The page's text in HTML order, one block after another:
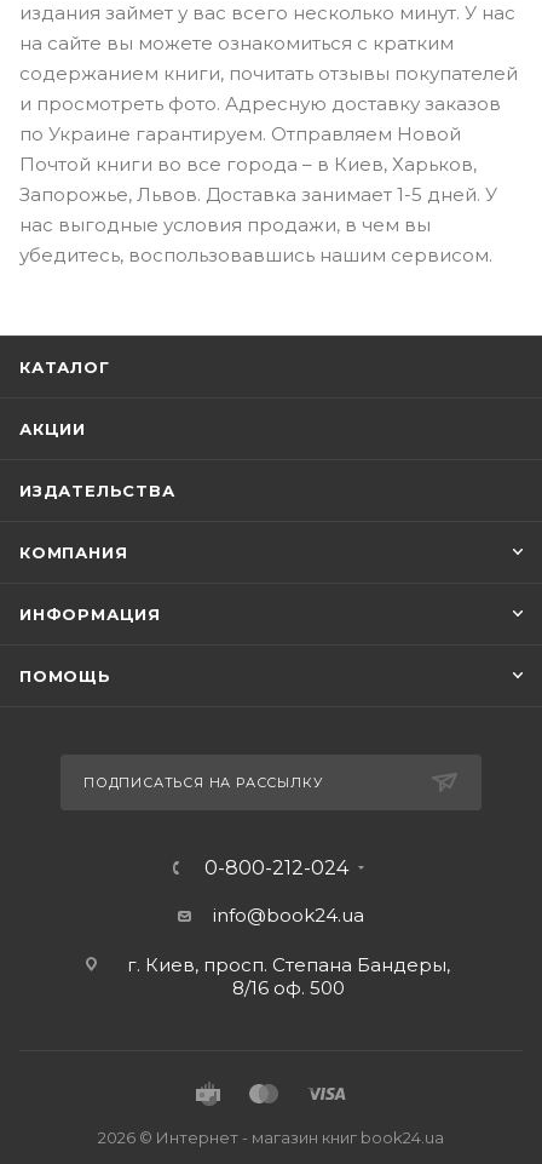
издания займет у вас всего несколько минут. У нас
на сайте вы можете ознакомиться с кратким
содержанием книги, почитать отзывы покупателей
и просмотреть фото. Адресную доставку заказов
по Украине гарантируем. Отправляем Новой
Почтой книги во все города – в Киев, Харьков,
Запорожье, Львов. Доставка занимает 1-5 дней. У
нас выгодные условия продажи, в чем вы
убедитесь, воспользовавшись нашим сервисом.
КАТАЛОГ
АКЦИИ
ИЗДАТЕЛЬСТВА
КОМПАНИЯ
ИНФОРМАЦИЯ
ПОМОЩЬ
ПОДПИСАТЬСЯ НА РАССЫЛКУ
0-800-212-024
info@book24.ua
г. Киев, просп. Степана Бандеры,
8/16 оф. 500
2026 © Интернет - магазин книг book24.ua